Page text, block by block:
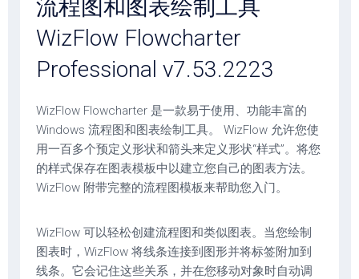
流程图和图表绘制工具
WizFlow Flowcharter
Professional v7.53.2223
WizFlow Flowcharter 是一款易于使用、功能丰富的
Windows 流程图和图表绘制工具。 WizFlow 允许您使
用一百多个预定义形状和箭头来定义形状“样式”。将您
的样式保存在图表模板中以建立您自己的图表方法。
WizFlow 附带完整的流程图模板来帮助您入门。
WizFlow 可以轻松创建流程图和类似图表。当您绘制
图表时，WizFlow 将线条连接到图形并将标签附加到
线条。它会记住这些关系，并在您移动对象时自动调